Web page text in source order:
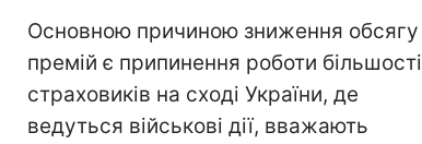
Основною причиною зниження обсягу
премій є припинення роботи більшості
страховиків на сході України, де
ведуться військові дії, вважають